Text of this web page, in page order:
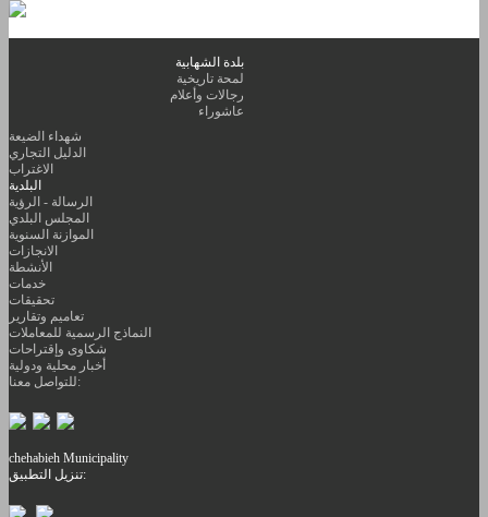
بلدة الشهابية
لمحة تاريخية
رجالات وأعلام
عاشوراء
شهداء الضيعة
الدليل التجاري
الاغتراب
البلدية
الرسالة - الرؤية
المجلس البلدي
الموازنة السنوية
الانجازات
الأنشطة
خدمات
تحقيقات
تعاميم وتقارير
النماذج الرسمية للمعاملات
شكاوى وإقتراحات
أخبار محلية ودولية
للتواصل معنا:
chehabieh Municipality
تنزيل التطبيق: